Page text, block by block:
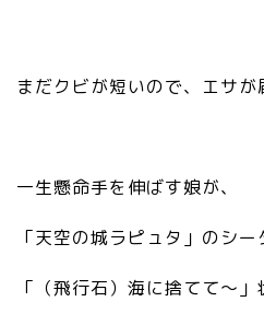
まだクビが短いので、エサが
一生懸命手を伸ばす娘が、
「天空の城ラピュタ」のシ
「（飛行石）海に捨てて〜」